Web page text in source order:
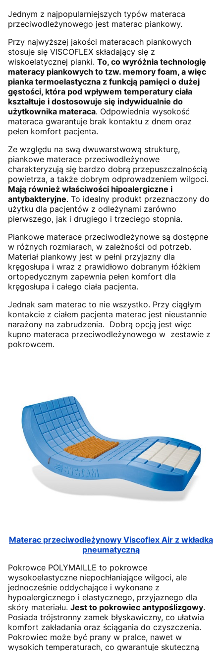
Jednym z najpopularniejszych typów materaca
przeciwodleżynowego jest materac piankowy.
Przy najwyższej jakości materacach piankowych
stosuje się VISCOFLEX składający się z
wiskoelatycznej pianki. To, co wyróżnia technologię
materacy piankowych to tzw. memory foam, a więc
pianka termoelastyczna z funkcją pamięci o dużej
gęstości, która pod wpływem temperatury ciała
kształtuje i dostosowuje się indywidualnie do
użytkownika materaca. Odpowiednia wysokość
materaca gwarantuje brak kontaktu z dnem oraz
pełen komfort pacjenta.
Ze względu na swą dwuwarstwową strukturę,
piankowe materace przeciwodleżynowe
charakteryzują się bardzo dobrą przepuszczalnością
powietrza, a także dobrym odprowadzeniem wilgoci.
Mają również właściwości hipoalergiczne i
antybakteryjne. To idealny produkt przeznaczony do
użytku dla pacjentów z odleżynami zarówno
pierwszego, jak i drugiego i trzeciego stopnia.
Piankowe materace przeciwodleżynowe są dostępne
w różnych rozmiarach, w zależności od potrzeb.
Materiał piankowy jest w pełni przyjazny dla
kręgosłupa i wraz z prawidłowo dobranym łóżkiem
ortopedycznym zapewnia pełen komfort dla
kręgosłupa i całego ciała pacjenta.
Jednak sam materac to nie wszystko. Przy ciągłym
kontakcie z ciałem pacjenta materac jest nieustannie
narażony na zabrudzenia. Dobrą opcją jest więc
kupno materaca przeciwodleżynowego w zestawie z
pokrowcem.
Materac przeciwodleżynowy Viscoflex Air z wkładką
pneumatyczną
Pokrowce POLYMAILLE to pokrowce
wysokoelastyczne niepochłaniające wilgoci, ale
jednocześnie oddychające i wykonane z
hypoalergicznego i elastycznego, przyjaznego dla
skóry materiału. Jest to pokrowiec antypoślizgowy.
Posiada trójstronny zamek błyskawiczny, co ułatwia
komfort zakładania oraz ściągania do czyszczenia.
Pokrowiec może być prany w pralce, nawet w
wysokich temperaturach, co gwarantuje skuteczną